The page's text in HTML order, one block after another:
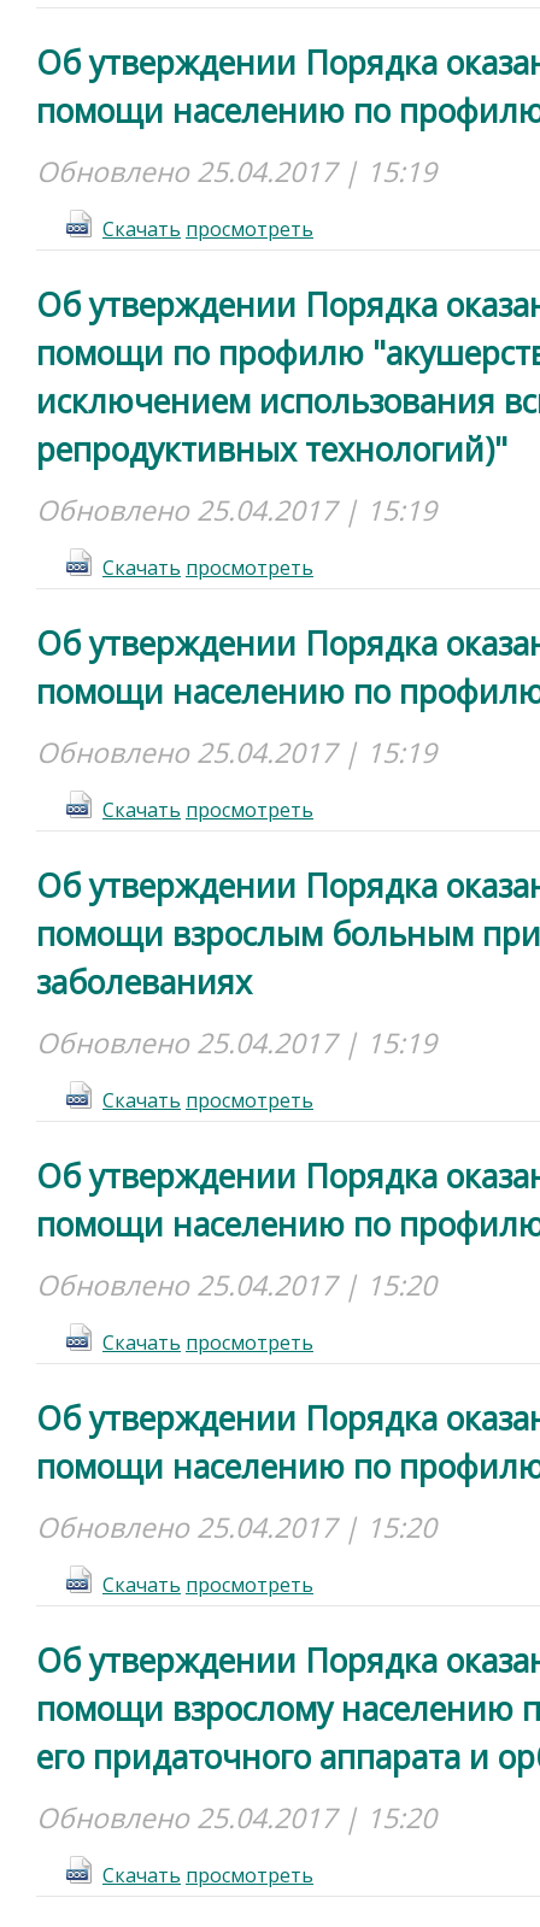
Об утверждении Порядка
помощи населению по профилю
Обновлено 25.04.2017 | 15:19
Cкачать просмотреть
Об утверждении Порядка
помощи по профилю
исключением использования
репродуктивных технологий)"
Обновлено 25.04.2017 | 15:19
Cкачать просмотреть
Об утверждении Порядка
помощи населению по
Обновлено 25.04.2017 | 15:19
Cкачать просмотреть
Об утверждении Порядка
помощи взрослым больным
заболеваниях
Обновлено 25.04.2017 | 15:19
Cкачать просмотреть
Об утверждении Порядка
помощи населению по
Обновлено 25.04.2017 | 15:20
Cкачать просмотреть
Об утверждении Порядка
помощи населению по
Обновлено 25.04.2017 | 15:20
Cкачать просмотреть
Об утверждении Порядка
помощи взрослому населению
его придаточного аппарата и
Обновлено 25.04.2017 | 15:20
Cкачать просмотреть